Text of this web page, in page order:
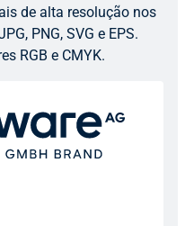
de alta resolução nos
PNG, SVG e EPS.
RGB e CMYK.